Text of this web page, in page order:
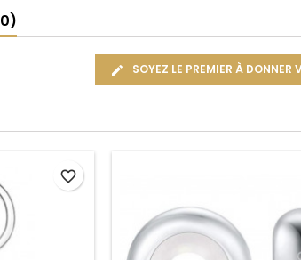
SOYEZ LE PREMIER À DONNER
favorite_border